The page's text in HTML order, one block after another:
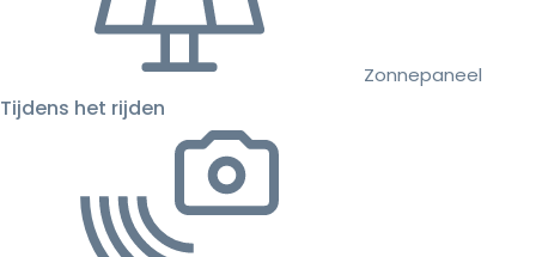
Zonnepaneel
Tijdens het rijden